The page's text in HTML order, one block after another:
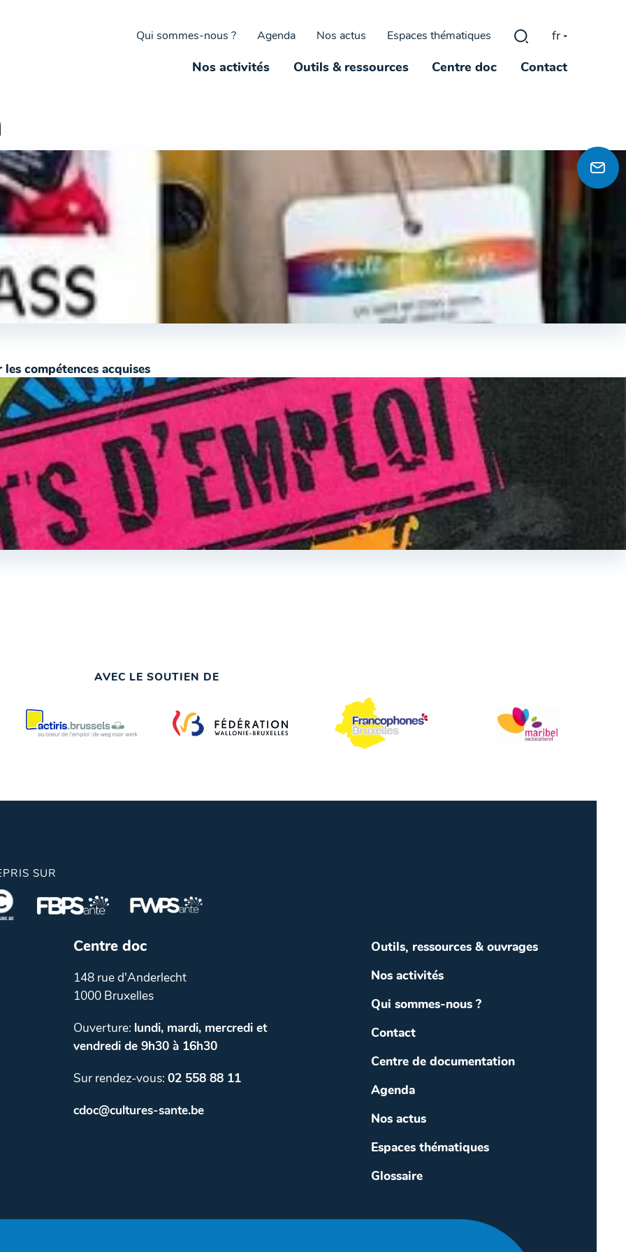
Qui sommes-nous ? Agenda Nos actus Espaces thématiques Rechercher :
fr
Nos activités Outils & ressources Centre doc Contact
compétences acquises
AVEC LE SOUTIEN DE
SUR
Centre doc
148 rue d'Anderlecht
1000 Bruxelles
Ouverture: lundi, mardi, mercredi et
vendredi de 9h30 à 16h30
Sur rendez-vous: 02 558 88 11
cdoc@cultures-sante.be
Outils, ressources & ouvrages
Nos activités
Qui sommes-nous ?
Contact
Centre de documentation
Agenda
Nos actus
Espaces thématiques
Glossaire